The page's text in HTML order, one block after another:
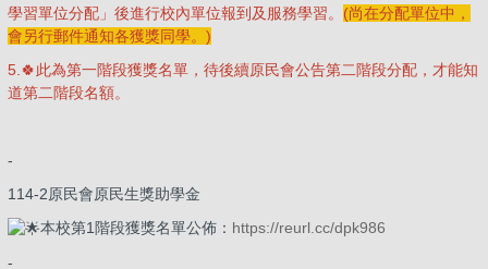
學習單位分配」後進行校內單位報到及服務學習。 (尚在分配單位中，
會另行郵件通知各獲獎同學。)
5.🍀此為第一階段獲獎名單，待後續原民會公告第二階段分配，才能知
道第二階段名額。
-
114-2原民會原民生獎助學金
本校第1階段獲獎名單公佈： https://reurl.cc/dpk986
-